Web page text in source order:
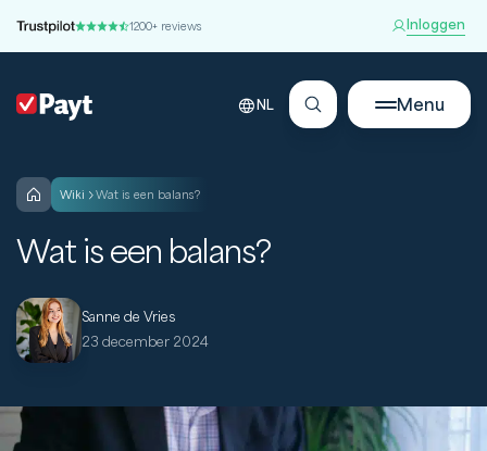
1200+ reviews Inloggen
NL Menu
wiki Wat is een balans?
Wat is een balans?
Sanne de Vries
23 december 2024